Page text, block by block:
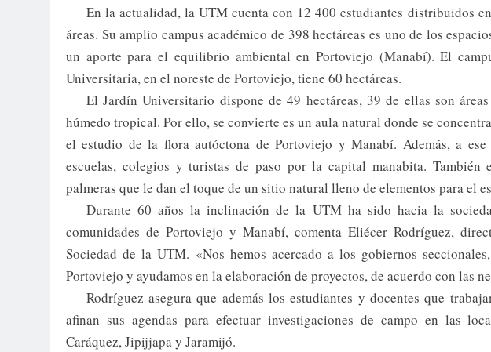
En la actualidad, la UTM cuenta con 12 400 estudiantes distribuidos
áreas. Su amplio campus académico de 398 hectáreas es uno de los
un aporte para el equilibrio ambiental en Portoviejo (Manabí). El
Universitaria, en el noreste de Portoviejo, tiene 60 hectáreas.
El Jardín Universitario dispone de 49 hectáreas, 39 de ellas son
húmedo tropical. Por ello, se convierte es un aula natural donde se
el estudio de la flora autóctona de Portoviejo y Manabí. Además, a
escuelas, colegios y turistas de paso por la capital manabita.
palmeras que le dan el toque de un sitio natural lleno de elementos para el
Durante 60 años la inclinación de la UTM ha sido hacia la
comunidades de Portoviejo y Manabí, comenta Eliécer Rodríguez,
Sociedad de la UTM. «Nos hemos acercado a los gobiernos
Portoviejo y ayudamos en la elaboración de proyectos, de acuerdo con las
Rodríguez asegura que además los estudiantes y docentes que
afinan sus agendas para efectuar investigaciones de campo en las
Caráquez, Jipijjapa y Jaramijó.